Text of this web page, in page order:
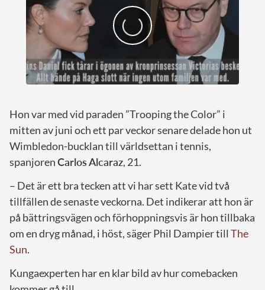
Hon var med vid paraden ”Trooping the Color” i
mitten av juni och ett par veckor senare delade hon ut
Wimbledon-bucklan till världsettan i tennis,
spanjorenCarlos Alcaraz, 21.
– Det är ett bra tecken att vi har sett Kate vid två
tillfällen de senaste veckorna. Det indikerar att hon är
på bättringsvägen och förhoppningsvis är hon tillbaka
om en dryg månad, i höst, säger Phil Dampier till The
Sun.
Kungaexperten har en klar bild av hur comebacken